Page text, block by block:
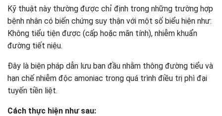
Kỹ thuật này thường được chỉ định trong những trường hợp
bệnh nhân có biến chứng suy thận với một số biểu hiện như:
Không tiểu tiện được (cấp hoặc mãn tính), nhiễm khuẩn
đường tiết niệu.
Đây là biện pháp dẫn lưu ban đầu nhằm thông đường tiểu và
hạn chế nhiễm độc amoniac trong quá trình điều trị phì đại
tuyến tiền liệt.
Cách thực hiện như sau: